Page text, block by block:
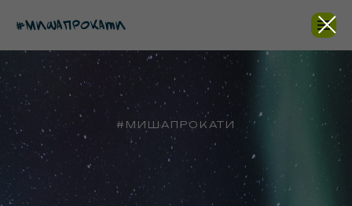
#МИШАПРОКАТИ